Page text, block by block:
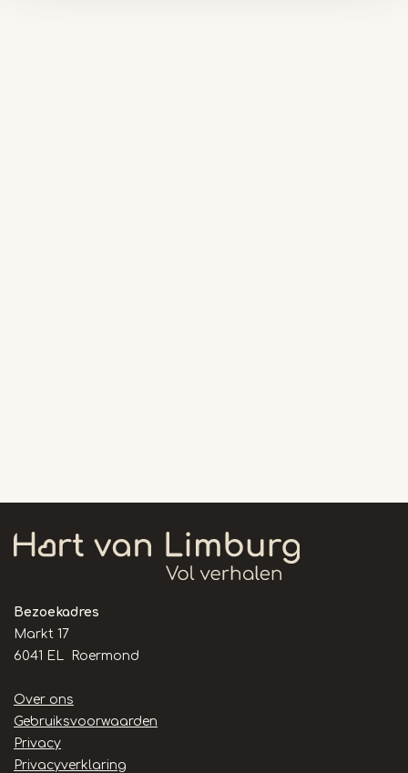
Bezoekadres
Markt 17
6041 EL Roermond
Handige
links
Over ons
Gebruiksvoorwaarden
Privacy
Privacyverklaring